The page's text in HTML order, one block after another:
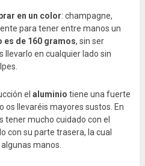
en un color: champagne,
para tener entre manos un
es de 160 gramos, sin ser
llevarlo en cualquier lado sin
el aluminio tiene una fuerte
os llevaréis mayores sustos. En
tener mucho cuidado con el
con su parte trasera, la cual
manos.